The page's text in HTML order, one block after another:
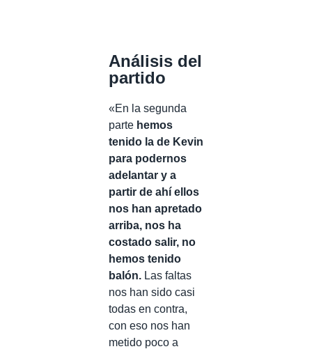
Análisis del
partido
«En la segunda
parte hemos
tenido la de Kevin
para podernos
adelantar y a
partir de ahí ellos
nos han apretado
arriba, nos ha
costado salir, no
hemos tenido
balón. Las faltas
nos han sido casi
todas en contra,
con eso nos han
metido poco a